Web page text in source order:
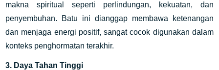
makna spiritual seperti perlindungan, kekuatan, dan
penyembuhan. Batu ini dianggap membawa ketenangan
dan menjaga energi positif, sangat cocok digunakan dalam
konteks penghormatan terakhir.
3. Daya Tahan Tinggi